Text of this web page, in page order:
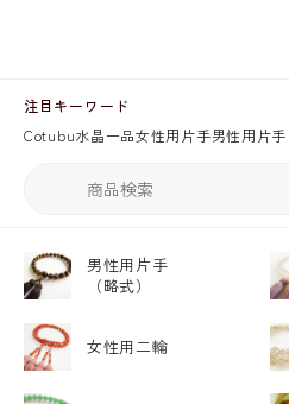
注目キーワード
Cotubu水晶一品女性用片手男性用片手
男性用片手
（略式）
女性用二輪